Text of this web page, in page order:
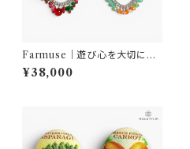
Farmuse｜遊び心を大切に｜
天然石ベジピアス スイカ＆メ
ロン｜一点物ピアス｜AQUAR
¥38,000